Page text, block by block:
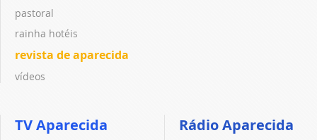
pastoral
rainha hotéis
revista de aparecida
vídeos
TV Aparecida Rádio Aparecida